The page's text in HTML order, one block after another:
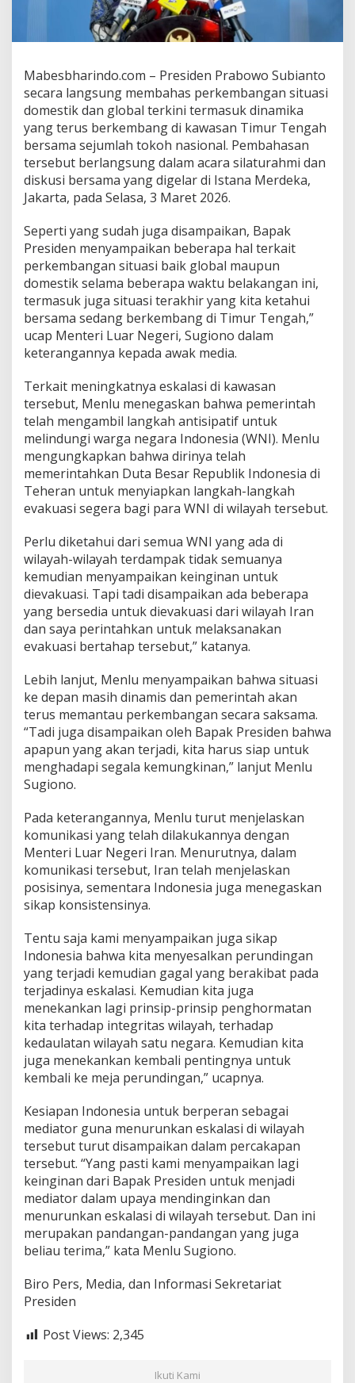
l
,
P
s
i
d
e
n
P
r
a
b
o
T
e
g
a
s
k
a
n
e
s
i
a
p
a
d
a
n
e
a
n
M
e
d
a
i
I
n
d
o
n
e
Mabesbharindo.com – Presiden Prabowo Subianto
secara langsung membahas perkembangan situasi
domestik dan global terkini termasuk dinamika
yang terus berkembang di kawasan Timur Tengah
bersama sejumlah tokoh nasional. Pembahasan
tersebut berlangsung dalam acara silaturahmi dan
diskusi bersama yang digelar di Istana Merdeka,
Jakarta, pada Selasa, 3 Maret 2026.
Seperti yang sudah juga disampaikan, Bapak
Presiden menyampaikan beberapa hal terkait
perkembangan situasi baik global maupun
domestik selama beberapa waktu belakangan ini,
termasuk juga situasi terakhir yang kita ketahui
bersama sedang berkembang di Timur Tengah,”
ucap Menteri Luar Negeri, Sugiono dalam
keterangannya kepada awak media.
Terkait meningkatnya eskalasi di kawasan
tersebut, Menlu menegaskan bahwa pemerintah
telah mengambil langkah antisipatif untuk
melindungi warga negara Indonesia (WNI). Menlu
mengungkapkan bahwa dirinya telah
memerintahkan Duta Besar Republik Indonesia di
Teheran untuk menyiapkan langkah-langkah
evakuasi segera bagi para WNI di wilayah tersebut.
Perlu diketahui dari semua WNI yang ada di
wilayah-wilayah terdampak tidak semuanya
kemudian menyampaikan keinginan untuk
dievakuasi. Tapi tadi disampaikan ada beberapa
yang bersedia untuk dievakuasi dari wilayah Iran
dan saya perintahkan untuk melaksanakan
evakuasi bertahap tersebut,” katanya.
Lebih lanjut, Menlu menyampaikan bahwa situasi
ke depan masih dinamis dan pemerintah akan
terus memantau perkembangan secara saksama.
“Tadi juga disampaikan oleh Bapak Presiden bahwa
apapun yang akan terjadi, kita harus siap untuk
menghadapi segala kemungkinan,” lanjut Menlu
Sugiono.
Pada keterangannya, Menlu turut menjelaskan
komunikasi yang telah dilakukannya dengan
Menteri Luar Negeri Iran. Menurutnya, dalam
komunikasi tersebut, Iran telah menjelaskan
posisinya, sementara Indonesia juga menegaskan
sikap konsistensinya.
Tentu saja kami menyampaikan juga sikap
Indonesia bahwa kita menyesalkan perundingan
yang terjadi kemudian gagal yang berakibat pada
terjadinya eskalasi. Kemudian kita juga
menekankan lagi prinsip-prinsip penghormatan
kita terhadap integritas wilayah, terhadap
kedaulatan wilayah satu negara. Kemudian kita
juga menekankan kembali pentingnya untuk
kembali ke meja perundingan,” ucapnya.
Kesiapan Indonesia untuk berperan sebagai
mediator guna menurunkan eskalasi di wilayah
tersebut turut disampaikan dalam percakapan
tersebut. “Yang pasti kami menyampaikan lagi
keinginan dari Bapak Presiden untuk menjadi
mediator dalam upaya mendinginkan dan
menurunkan eskalasi di wilayah tersebut. Dan ini
merupakan pandangan-pandangan yang juga
beliau terima,” kata Menlu Sugiono.
Biro Pers, Media, dan Informasi Sekretariat
Presiden
Post Views: 2,345
Ikuti Kami